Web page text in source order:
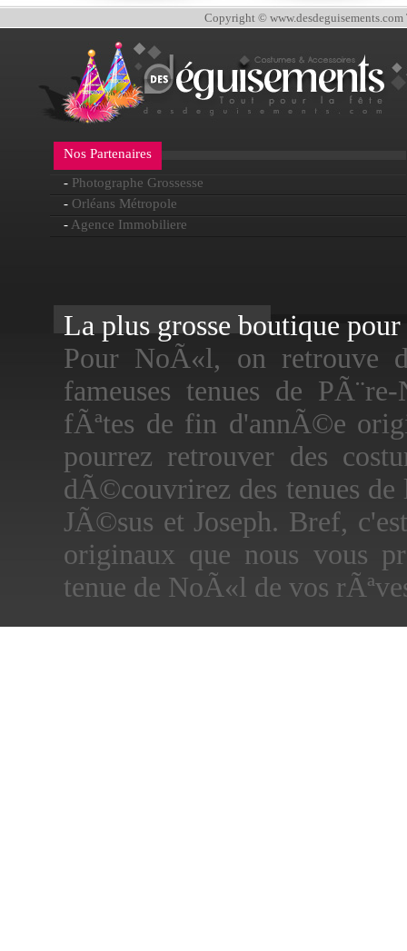
Copyright © www.desdeguisements.com
Nos Partenaires
- Photographe Grossesse
- Orléans Métropole
- Agence Immobiliere
La plus grosse boutique
Pour NoÃ«l, on retrouve
fameuses tenues de
fÃªtes de fin d'annÃ©e
pourrez retrouver des
dÃ©couvrirez des tenues de
JÃ©sus et Joseph. Bref,
originaux que nous vous
tenue de NoÃ«l de vos